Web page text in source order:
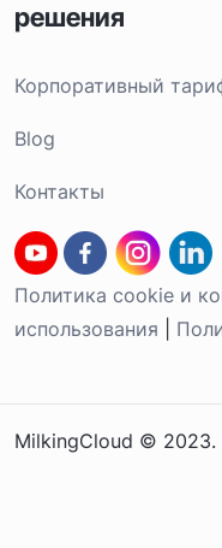
решения
Корпоративный
Blog
Контакты
Политика cookie и
использования
MilkingCloud ©